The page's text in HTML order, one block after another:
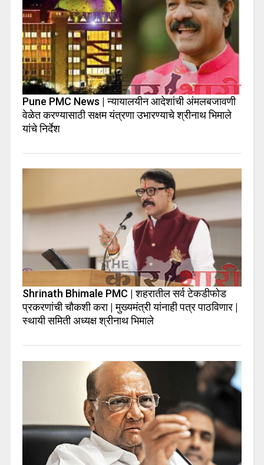
Pune PMC News | न्यायालयीन आदेशांची अंमलबजावणी
वेळेत करण्यासाठी सक्षम यंत्रणा उभारण्याचे श्रीनाथ भिमाले
यांचे निर्देश
Shrinath Bhimale PMC | शहरातील सर्व टेकडीफोड
प्रकरणांची चौकशी करा | मुख्यमंत्री यांनाही पत्र पाठविणार |
स्थायी समिती अध्यक्ष श्रीनाथ भिमाले